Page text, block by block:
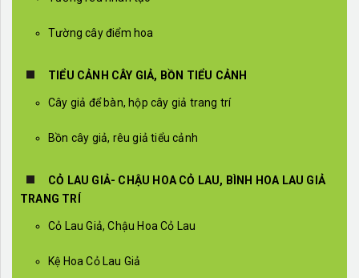
Tường cây điểm hoa
TIỂU CẢNH CÂY GIẢ, BỒN TIỂU CẢNH
Cây giả để bàn, hộp cây giả trang trí
Bồn cây giả, rêu giả tiểu cảnh
CỎ LAU GIẢ- CHẬU HOA CỎ LAU, BÌNH HOA LAU GIẢ
TRANG TRÍ
Cỏ Lau Giả, Chậu Hoa Cỏ Lau
Kệ Hoa Cỏ Lau Giả